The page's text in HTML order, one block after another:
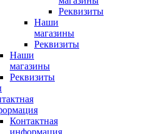
Реквизиты
Наши
магазины
Реквизиты
Наши
магазины
Реквизиты
Контактная
информация